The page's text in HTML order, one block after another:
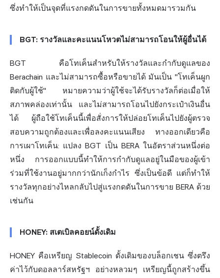
ซึ่งทำให้เป็นจุดที่แรงกดดันในการขายทั้งหมดมารวมกัน
BGT: รางวัลและคะแนนโหวตไม่สามารถโอนให้ผู้อื่นได้
BGT คือโทเค็นสำหรับให้รางวัลและกำกับดูแลของ
Berachain และไม่สามารถซื้อหรือขายได้ มันเป็น "โทเค็นผูก
ติดกับผู้ใช้" หมายความว่าผู้ใช้จะได้รับรางวัลก็ต่อเมื่อให้
สภาพคล่องเท่านั้น และไม่สามารถโอนไปยังกระเป๋าเงินอื่น
ได้ ผู้ถือใช้โทเค็นนี้เพื่อสั่งการให้ปล่อยโทเค็นไปยังผู้ตรวจ
สอบความถูกต้องและเพื่อลงคะแนนเสียง ทางออกเดียวคือ
การเผาโทเค็น: แปลง BGT เป็น BERA ในอัตราส่วนหนึ่งต่อ
หนึ่ง การออกแบบนี้ทำให้การกำกับดูแลอยู่ในมือของผู้เข้า
ร่วมที่ใช้งานอยู่มากกว่านักเก็งกำไร ซึ่งเป็นข้อดี แต่ก็ทำให้
รางวัลทุกอย่างไหลกลับไปสู่แรงกดดันในการขาย BERA ด้วย
เช่นกัน
HONEY: สเตเบิลคอยน์ดั้งเดิม
HONEY คือเหรียญ Stablecoin ดั้งเดิมของบล็อกเชน ซึ่งตรึง
ค่าไว้กับดอลลาร์สหรัฐฯ อย่างหลวมๆ เหรียญนี้ถูกสร้างขึ้น